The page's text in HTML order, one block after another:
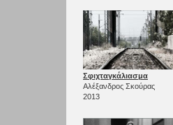
Σφιχταγκάλιασμα
Αλέξανδρος Σκούρας
2013